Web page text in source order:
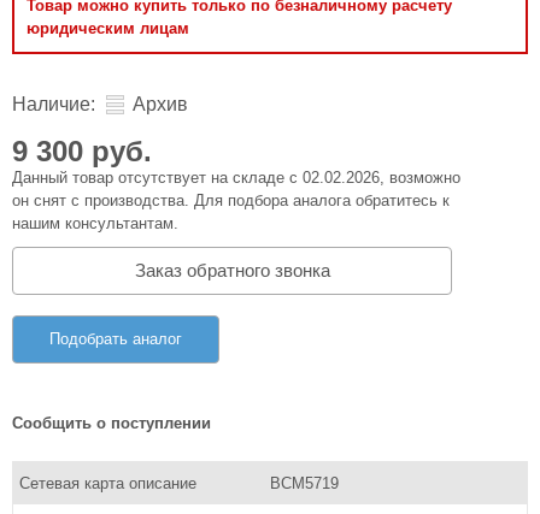
Товар можно купить только по безналичному расчету
юридическим лицам
Наличие: Архив
9 300 руб.
Данный товар отсутствует на складе с 02.02.2026, возможно
он снят с производства. Для подбора аналога обратитесь к
нашим консультантам.
Заказ обратного звонка
Подобрать аналог
Сообщить о поступлении
Сетевая карта описание BCM5719